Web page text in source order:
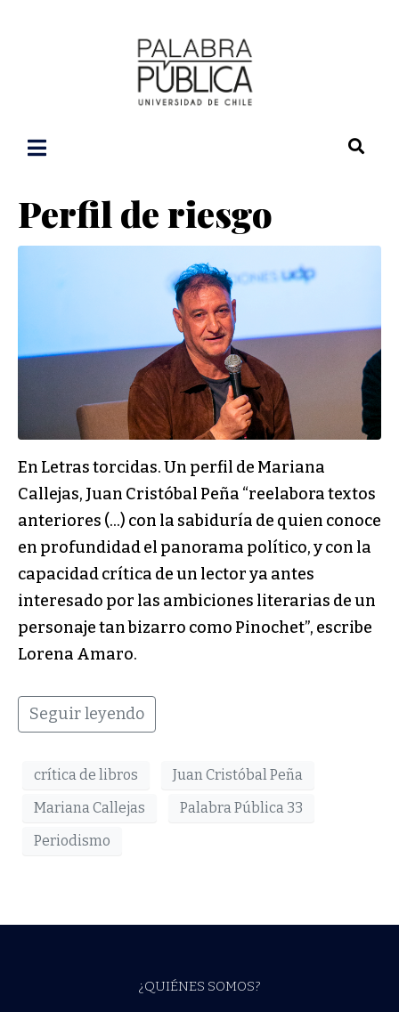
Perfil de riesgo
En Letras torcidas. Un perfil de Mariana
Callejas, Juan Cristóbal Peña “reelabora textos
anteriores (…) con la sabiduría de quien conoce
en profundidad el panorama político, y con la
capacidad crítica de un lector ya antes
interesado por las ambiciones literarias de un
personaje tan bizarro como Pinochet”, escribe
Lorena Amaro.
Seguir leyendo
crítica de libros
Juan Cristóbal Peña
Mariana Callejas
Palabra Pública 33
Periodismo
¿QUIÉNES SOMOS?